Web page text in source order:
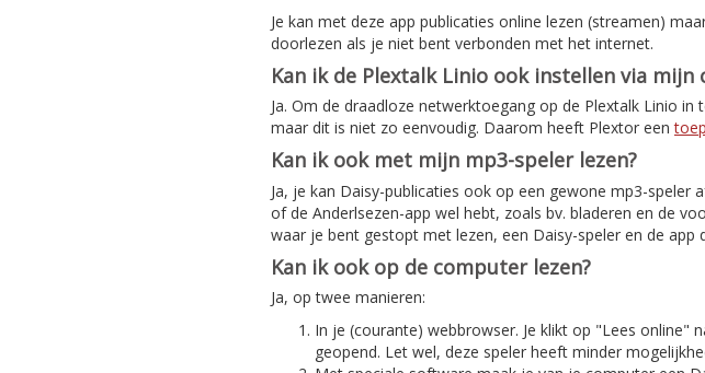
Je kan met deze app publicaties online lezen (streamen)
doorlezen als je niet bent verbonden met het internet.
Kan ik de Plextalk Linio ook instellen via mijn
Ja. Om de draadloze netwerktoegang op de Plextalk Linio
maar dit is niet zo eenvoudig. Daarom heeft Plextor een
Kan ik ook met mijn mp3-speler lezen?
Ja, je kan Daisy-publicaties ook op een gewone mp3-speler
of de Anderlsezen-app wel hebt, zoals bv. bladeren en de
waar je bent gestopt met lezen, een Daisy-speler en de app
Kan ik ook op de computer lezen?
Ja, op twee manieren:
In je (courante) webbrowser. Je klikt op "Lees online"
geopend. Let wel, deze speler heeft minder